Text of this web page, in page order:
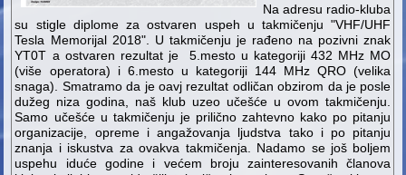
Na adresu radio-kluba
su stigle diplome za ostvaren uspeh u takmičenju "VHF/UHF
Tesla Memorijal 2018". U takmičenju je rađeno na pozivni znak
YT0T a ostvaren rezultat je 5.mesto u kategoriji 432 MHz MO
(više operatora) i 6.mesto u kategoriji 144 MHz QRO (velika
snaga). Smatramo da je oavj rezultat odličan obzirom da je posle
dužeg niza godina, naš klub uzeo učešće u ovom takmičenju.
Samo učešće u takmičenju je prilično zahtevno kako po pitanju
organizacije, opreme i angažovanja ljudstva tako i po pitanju
znanja i iskustva za ovakva takmičenja. Nadamo se još boljem
uspehu iduće godine i većem broju zainteresovanih članova